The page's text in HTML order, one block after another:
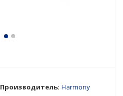
Производитель: Harmony